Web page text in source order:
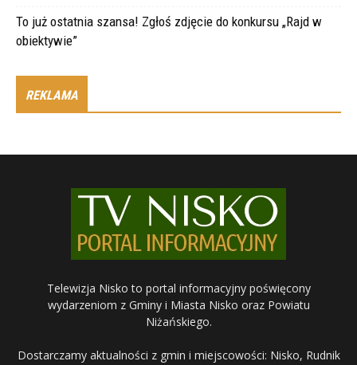
To już ostatnia szansa! Zgłoś zdjęcie do konkursu „Rajd w
obiektywie”
REKLAMA
Telewizja Nisko to portal informacyjny poświęcony
wydarzeniom z Gminy i Miasta Nisko oraz Powiatu
Niżańskiego.
Dostarczamy aktualności z gmin i miejscowości: Nisko, Rudnik